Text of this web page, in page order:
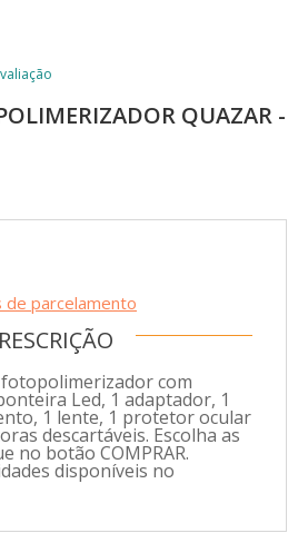
QUAZAR -
de parcelamento
com
Led, 1 adaptador, 1
1 lente, 1 protetor ocular
descartáveis. Escolha as
no botão COMPRAR.
disponíveis no